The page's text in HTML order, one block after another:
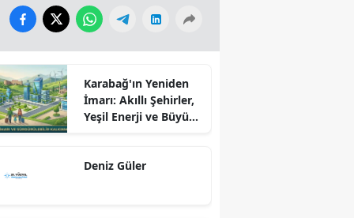
Karabağ'ın Yeniden
İmarı: Akıllı Şehirler,
Yeşil Enerji ve Büyük
Sürdürülebilir
Deniz Güler